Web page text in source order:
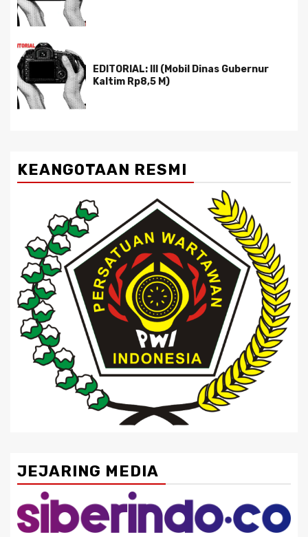
EDITORIAL: III (Mobil Dinas Gubernur
Kaltim Rp8,5 M)
KEANGOTAAN RESMI
JEJARING MEDIA